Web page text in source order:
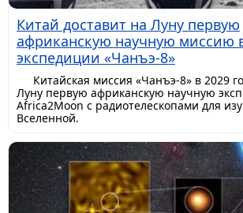
Китай доставит на Луну первую
африканскую научную миссию
экспедиции «Чанъэ-8»
Китайская миссия «Чанъэ-8» в 2029
Луну первую африканскую научную
Africa2Moon с радиотелескопами для
Вселенной.